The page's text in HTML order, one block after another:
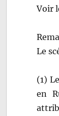
Voir
Le
(1)
en